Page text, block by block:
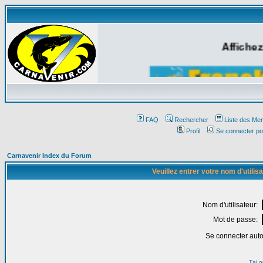
FAQ Rechercher
Liste des
Profil
Se connecter
Carnavenir Index du Forum
Veuillez entrer votre nom
Nom d'utilisateur:
Mot de passe:
Se connecter